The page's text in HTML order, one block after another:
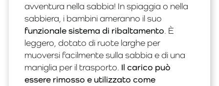
avventura nella sabbia! In spiaggia o nella
sabbiera, i bambini ameranno il suo
funzionale sistema di ribaltamento. È
leggero, dotato di ruote larghe per
muoversi facilmente sulla sabbia e di una
maniglia per il trasporto. Il carico può
essere rimosso e utilizzato come